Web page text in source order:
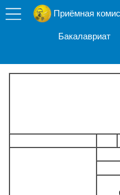
Приёмная
Бакалавриат